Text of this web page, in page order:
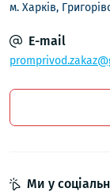
м. Харків,
E-mail
Ми у